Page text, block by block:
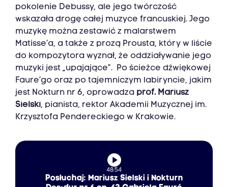
pokolenie Debussy, ale jego twórczość
wskazała drogę całej muzyce francuskiej. Jego
muzykę można zestawić z malarstwem
Matisse’a, a także z prozą Prousta, który w liście
do kompozytora wyznał, że oddziaływanie jego
muzyki jest „upajające”. Po ścieżce dźwiękowej
Faure’go oraz po tajemniczym labiryncie, jakim
jest Nokturn nr 6, oprowadza prof. Mariusz
Sielski, pianista, rektor Akademii Muzycznej im.
Krzysztofa Pendereckiego w Krakowie.
Posłuchaj: Mariusz Sielski i Nokturn
48:54